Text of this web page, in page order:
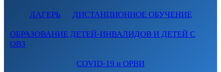
ЛАГЕРЬ ДИСТАНЦИОННОЕ ОБУЧЕНИЕ
ОБРАЗОВАНИЕ ДЕТЕЙ-ИНВАЛИДОВ И ДЕТЕЙ С
ОВЗ
COVID-19 и ОРВИ